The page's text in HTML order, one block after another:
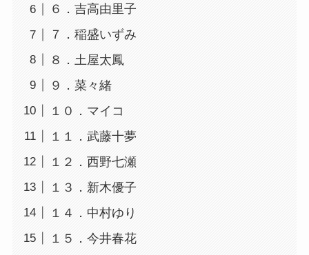
６．吉高由里子
７．稲盛いずみ
８．土屋太鳳
９．菜々緒
１０．マイコ
１１．武藤十夢
１２．西野七瀬
１３．新木優子
１４．中村ゆり
１５．今井春花